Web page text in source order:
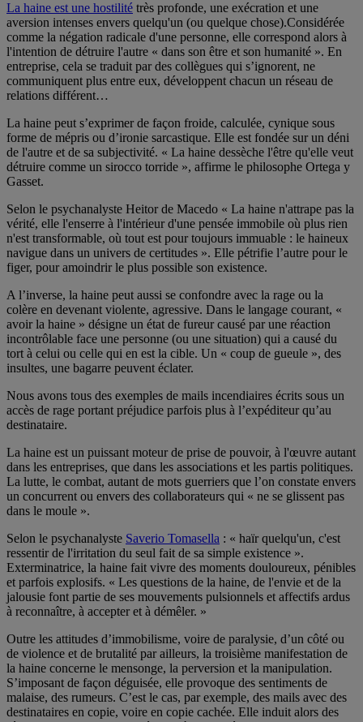
La haine est une hostilité très profonde, une exécration et une
aversion intenses envers quelqu'un (ou quelque chose).Considérée
comme la négation radicale d'une personne, elle correspond alors à
l'intention de détruire l'autre « dans son être et son humanité ». En
entreprise, cela se traduit par des collègues qui s’ignorent, ne
communiquent plus entre eux, développent chacun un réseau de
relations différent…
La haine peut s’exprimer de façon froide, calculée, cynique sous
forme de mépris ou d’ironie sarcastique. Elle est fondée sur un déni
de l'autre et de sa subjectivité. « La haine dessèche l'être qu'elle veut
détruire comme un sirocco torride », affirme le philosophe Ortega y
Gasset.
Selon le psychanalyste Heitor de Macedo « La haine n'attrape pas la
vérité, elle l'enserre à l'intérieur d'une pensée immobile où plus rien
n'est transformable, où tout est pour toujours immuable : le haineux
navigue dans un univers de certitudes ». Elle pétrifie l’autre pour le
figer, pour amoindrir le plus possible son existence.
A l’inverse, la haine peut aussi se confondre avec la rage ou la
colère en devenant violente, agressive. Dans le langage courant, «
avoir la haine » désigne un état de fureur causé par une réaction
incontrôlable face une personne (ou une situation) qui a causé du
tort à celui ou celle qui en est la cible. Un « coup de gueule », des
insultes, une bagarre peuvent éclater.
Nous avons tous des exemples de mails incendiaires écrits sous un
accès de rage portant préjudice parfois plus à l’expéditeur qu’au
destinataire.
La haine est un puissant moteur de prise de pouvoir, à l'œuvre autant
dans les entreprises, que dans les associations et les partis politiques.
La lutte, le combat, autant de mots guerriers que l’on constate envers
un concurrent ou envers des collaborateurs qui « ne se glissent pas
dans le moule ».
Selon le psychanalyste Saverio Tomasella : « haïr quelqu'un, c'est
ressentir de l'irritation du seul fait de sa simple existence ».
Exterminatrice, la haine fait vivre des moments douloureux, pénibles
et parfois explosifs. « Les questions de la haine, de l'envie et de la
jalousie font partie de ses mouvements pulsionnels et affectifs ardus
à reconnaître, à accepter et à démêler. »
Outre les attitudes d’immobilisme, voire de paralysie, d’un côté ou
de violence et de brutalité par ailleurs, la troisième manifestation de
la haine concerne le mensonge, la perversion et la manipulation.
S’imposant de façon déguisée, elle provoque des sentiments de
malaise, des rumeurs. C’est le cas, par exemple, des mails avec des
destinataires en copie, voire en copie cachée. Elle induit alors des